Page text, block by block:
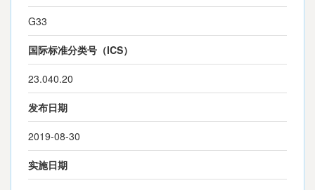
G33
国际标准分类号（ICS）
23.040.20
发布日期
2019-08-30
实施日期